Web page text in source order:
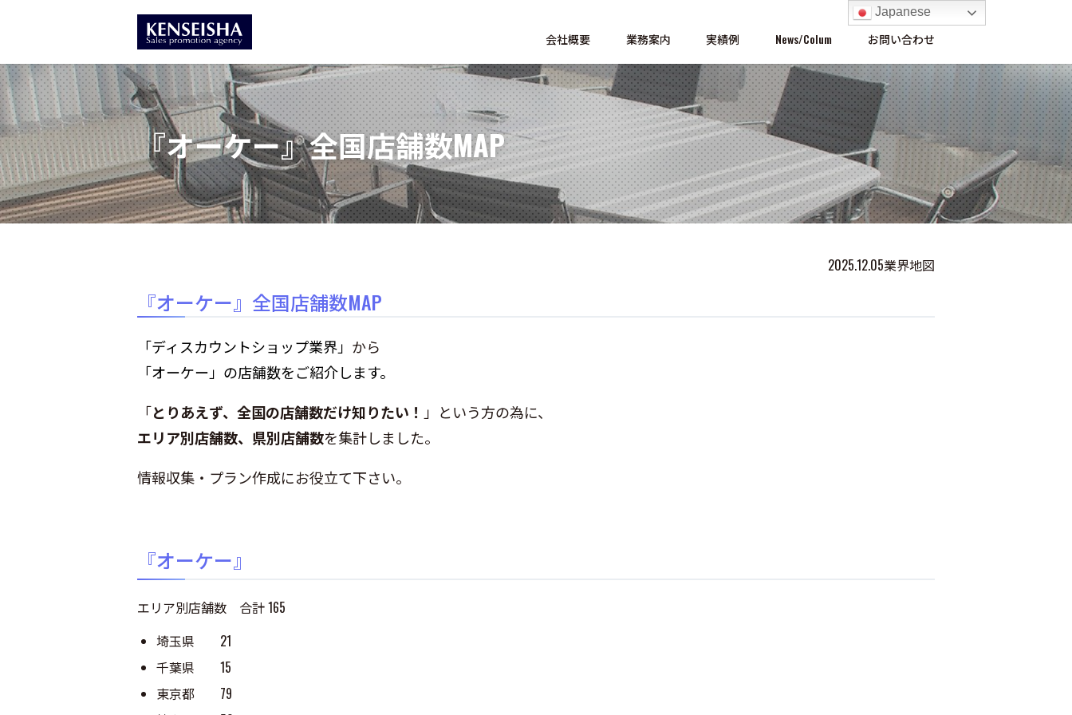
会社概要 業務案内 実績例 News/Colum お問い合わせ
『オーケー』全国店舗数MAP
2025.12.05業界地図
『オーケー』全国店舗数MAP
「ディスカウントショップ業界」 から
「オーケー」の店舗数をご紹介します。
「とりあえず、全国の店舗数だけ知りたい！ 」という方の為に、
エリア別店舗数、県別店舗数を集計しました。
情報収集・プラン作成にお役立て下さい。
『オーケー』
エリア別店舗数 合計 165
埼玉県 21
千葉県 15
東京都 79
Japanese